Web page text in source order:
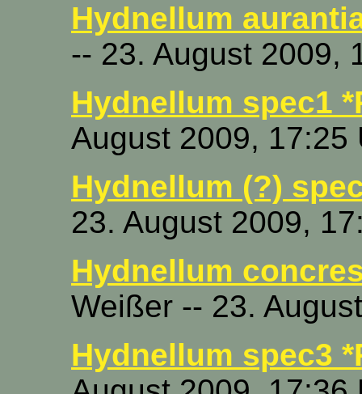
Hydnellum
-- 23. August 2009,
Hydnellum spec1
August 2009, 17:25
Hydnellum (?)
23. August 2009,
Hydnellum
Weißer -- 23.
Hydnellum spec3